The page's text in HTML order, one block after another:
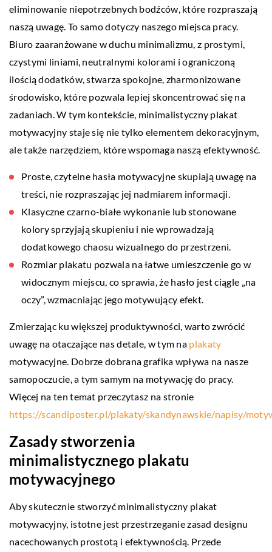
eliminowanie niepotrzebnych bodźców, które rozpraszają
naszą uwagę. To samo dotyczy naszego miejsca pracy.
Biuro zaaranżowane w duchu minimalizmu, z prostymi,
czystymi liniami, neutralnymi kolorami i ograniczoną
ilością dodatków, stwarza spokojne, zharmonizowane
środowisko, które pozwala lepiej skoncentrować się na
zadaniach. W tym kontekście, minimalistyczny plakat
motywacyjny staje się nie tylko elementem dekoracyjnym,
ale także narzędziem, które wspomaga naszą efektywność.
Proste, czytelne hasła motywacyjne skupiają uwagę na
treści, nie rozpraszając jej nadmiarem informacji.
Klasyczne czarno-białe wykonanie lub stonowane
kolory sprzyjają skupieniu i nie wprowadzają
dodatkowego chaosu wizualnego do przestrzeni.
Rozmiar plakatu pozwala na łatwe umieszczenie go w
widocznym miejscu, co sprawia, że hasło jest ciągle „na
oczy”, wzmacniając jego motywujący efekt.
Zmierzając ku większej produktywności, warto zwrócić
uwagę na otaczające nas detale, w tym na plakaty
motywacyjne. Dobrze dobrana grafika wpływa na nasze
samopoczucie, a tym samym na motywację do pracy.
Więcej na ten temat przeczytasz na stronie
https://scandiposter.pl/plakaty/skandynawskie/napisy/
Zasady stworzenia
minimalistycznego plakatu
motywacyjnego
Aby skutecznie stworzyć minimalistyczny plakat
motywacyjny, istotne jest przestrzeganie zasad designu
nacechowanych prostotą i efektywnością. Przede